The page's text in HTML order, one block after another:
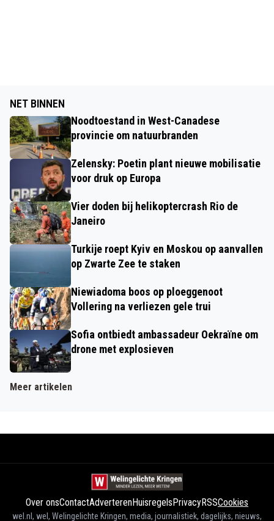
NET BINNEN
Noodtoestand in West-Canadese
provincie om natuurbranden
Zelensky: Poetin plant nieuwe mobilisatie
voor druk op Europa
Vier doden bij helikoptercrash Rio de
Janeiro
Turkije roept Kyiv en Moskou op aanvallen
op Zwarte Zee te staken
Niewiadoma boos op ploeggenoot
Vollering na verliezen gele trui
Sofia ontbiedt ambassadeur Oekraïne om
drone met explosieven
Meer artikelen
Over onsContactAdverterenHuisregels PrivacyRSSCookies
wel.nl, wel, Welingelichte Kringen, media, journalistiek, dagelijks, nieuws,